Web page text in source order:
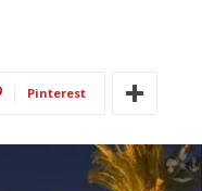
Pinterest